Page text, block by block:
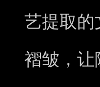
艺提取的
褶皱，让